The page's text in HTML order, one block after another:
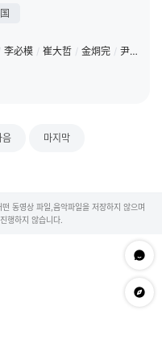
李必模 / 崔大哲 / 金烔完 / 尹博
음 마지막
동영상 파일,음악파일을 저장하지 않으며
행하지 않습니다.
문의하
app